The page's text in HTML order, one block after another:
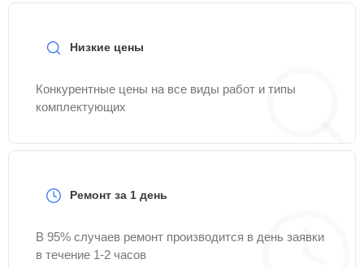
Низкие цены
Конкурентные цены на все виды работ и типы
комплектующих
Ремонт за 1 день
В 95% случаев ремонт производится в день заявки
в течение 1-2 часов